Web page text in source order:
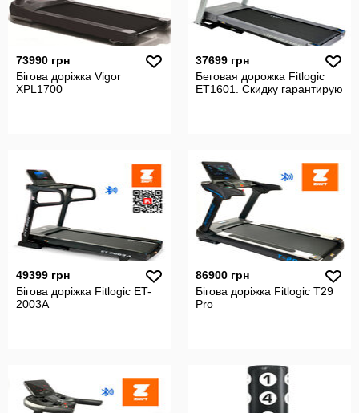
73990 грн
Бігова доріжка Vigor
XPL1700
37699 грн
Беговая дорожка Fitlogic
ET1601. Скидку гарантирую
49399 грн
Бігова доріжка Fitlogic ET-
2003A
86900 грн
Бігова доріжка Fitlogic T29
Pro